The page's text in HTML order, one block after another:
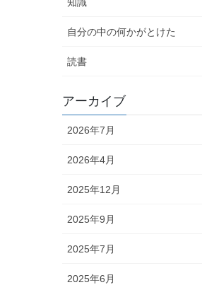
自分の中の何かがとけた
読書
アーカイブ
2026年7月
2026年4月
2025年12月
2025年9月
2025年7月
2025年6月